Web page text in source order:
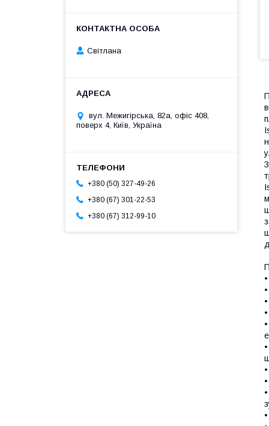
Світлана
вул. Межигірська, 82а, офіс 408,
поверх 4, Київ, Україна
+380 (50) 327-49-26
+380 (67) 301-22-53
+380 (67) 312-99-10